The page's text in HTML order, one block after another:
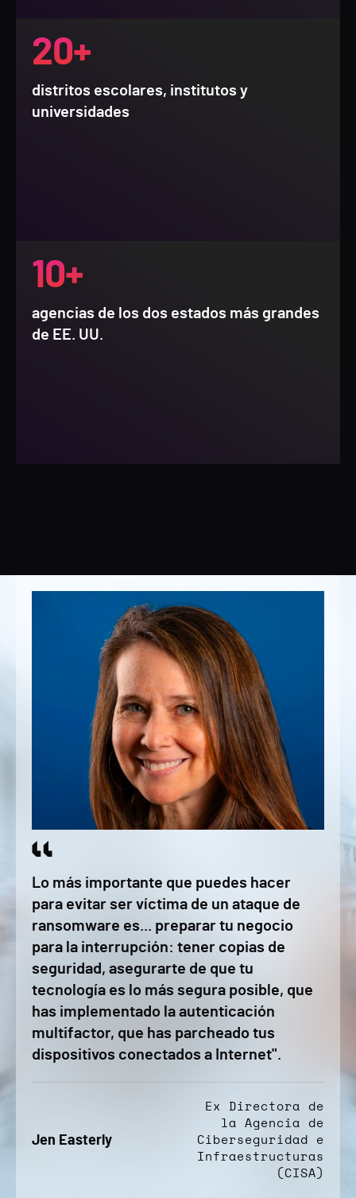
20+
distritos escolares, institutos y
universidades
10+
agencias de los dos estados más grandes
de EE. UU.
Lo más importante que puedes hacer
para evitar ser víctima de un ataque de
ransomware es... preparar tu negocio
para la interrupción: tener copias de
seguridad, asegurarte de que tu
tecnología es lo más segura posible, que
has implementado la autenticación
multifactor, que has parcheado tus
dispositivos conectados a Internet".
Jen Easterly
Ex Directora de
la Agencia de
Ciberseguridad e
Infraestructuras
(CISA)